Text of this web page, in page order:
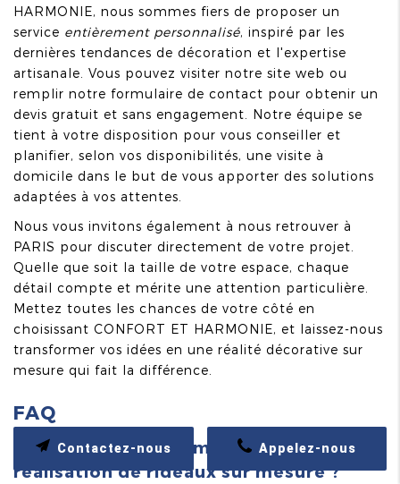
HARMONIE, nous sommes fiers de proposer un
service entièrement personnalisé, inspiré par les
dernières tendances de décoration et l'expertise
artisanale. Vous pouvez visiter notre site web ou
remplir notre formulaire de contact pour obtenir un
devis gratuit et sans engagement. Notre équipe se
tient à votre disposition pour vous conseiller et
planifier, selon vos disponibilités, une visite à
domicile dans le but de vous apporter des solutions
adaptées à vos attentes.
Nous vous invitons également à nous retrouver à
PARIS pour discuter directement de votre projet.
Quelle que soit la taille de votre espace, chaque
détail compte et mérite une attention particulière.
Mettez toutes les chances de votre côté en
choisissant CONFORT ET HARMONIE, et laissez-nous
transformer vos idées en une réalité décorative sur
mesure qui fait la différence.
FAQ
Quelle est la durée moyenne pour la
réalisation de rideaux sur mesure ?
Appelez-nous
Contactez-nous